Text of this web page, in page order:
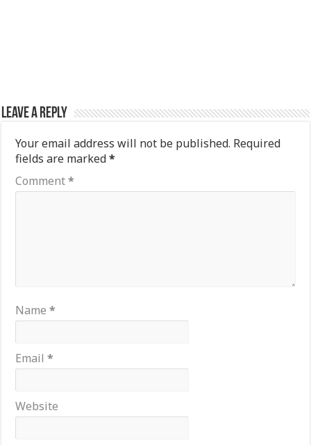
Leave a Reply
Your email address will not be published. Required
fields are marked*
Comment*
Name*
Email*
Website